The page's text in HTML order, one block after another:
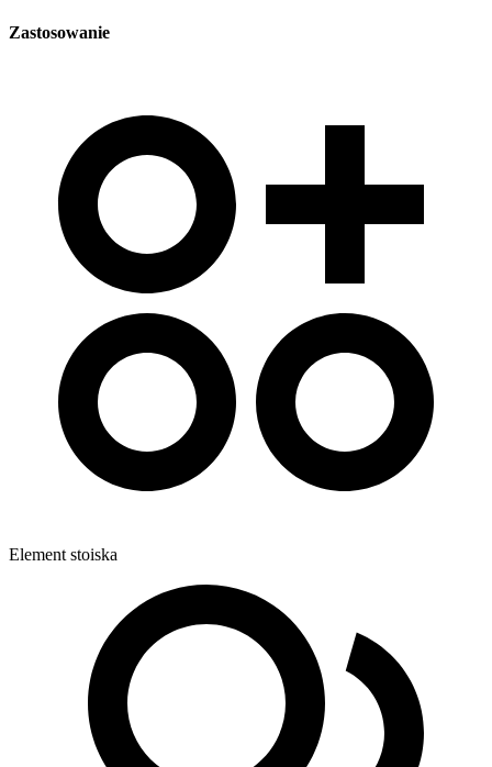
Zastosowanie
Element stoiska